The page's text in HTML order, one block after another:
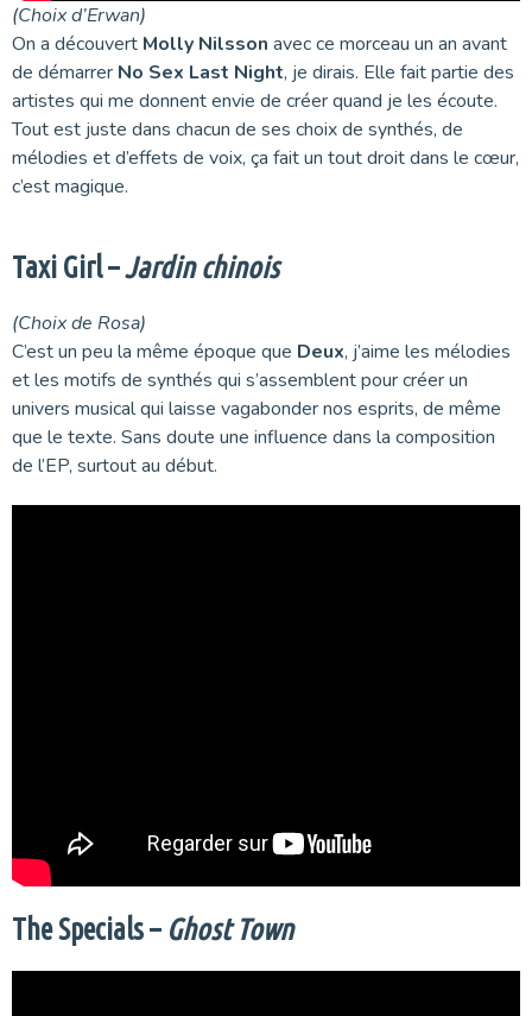
(Choix d’Erwan)
On a découvert Molly Nilsson avec ce morceau un an avant
de démarrer No Sex Last Night, je dirais. Elle fait partie des
artistes qui me donnent envie de créer quand je les écoute.
Tout est juste dans chacun de ses choix de synthés, de
mélodies et d’effets de voix, ça fait un tout droit dans le cœur,
c’est magique.
Taxi Girl –Jardin chinois
(Choix de Rosa)
C’est un peu la même époque que Deux, j’aime les mélodies
et les motifs de synthés qui s’assemblent pour créer un
univers musical qui laisse vagabonder nos esprits, de même
que le texte. Sans doute une influence dans la composition
de l’EP, surtout au début.
The Specials – Ghost Town